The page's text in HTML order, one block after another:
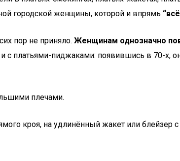
городской женщины, которой и впрямь
пор не приняло. Женщинам однозначно
платьями-пиджаками: появившись в 70-х,
плечами.
кроя, на удлинённый жакет или блейзер